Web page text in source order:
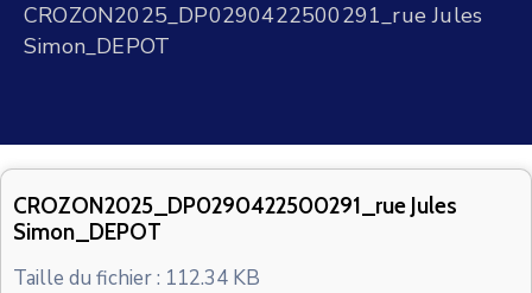
TERRE
VOS
CONTACT
CROZON2025_DP0290422500291_rue Jules
Simon_DEPOT
CROZON2025_DP0290422500291_rue Jules
Simon_DEPOT
Taille du fichier : 112.34 KB